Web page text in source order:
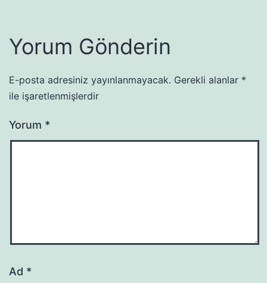
Yorum Gönderin
E-posta adresiniz yayınlanmayacak. Gerekli alanlar *
ile işaretlenmişlerdir
Yorum *
Ad *